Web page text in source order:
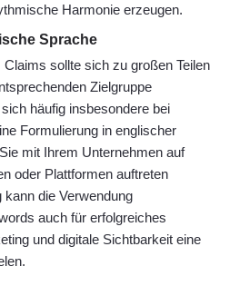
Harmonie erzeugen.
Sprache
sollte sich zu großen Teilen
Zielgruppe
häufig insbesondere bei
Formulierung in englischer
mit Ihrem Unternehmen auf
oder Plattformen auftreten
die Verwendung
auch für erfolgreiches
und digitale Sichtbarkeit eine